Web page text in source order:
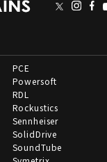
PCE
Powersoft
RDL
Rockustics
Sennheiser
SolidDrive
SoundTube